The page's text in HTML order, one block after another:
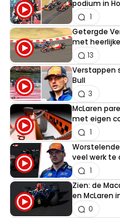
podium in
1
Getergde
met
13
Verstappen
Bull
3
McLaren
met eigen
1
veel werk te
1
Zien: de
en McLaren
0